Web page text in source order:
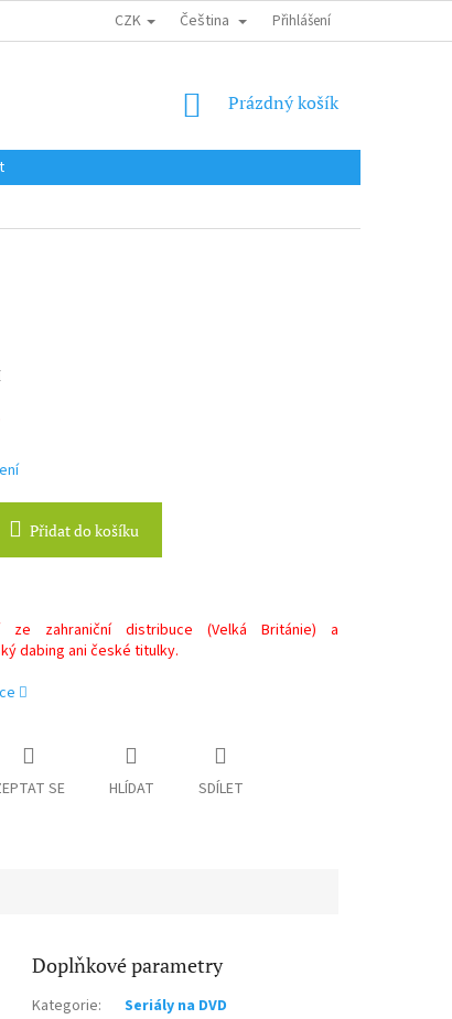
DO EU / INTERNATIONAL SHIPPING OBCHODNÍ PODMÍNKY
CZK Čeština Přihlášení
NÁKUPNÍ
Prázdný košík
Přidat do košíku
ze zahraniční distribuce (Velká Británie) a
dabing ani české titulky.
SE HLÍDAT SDÍLET
Doplňkové parametry
Kategorie:
Seriály na DVD